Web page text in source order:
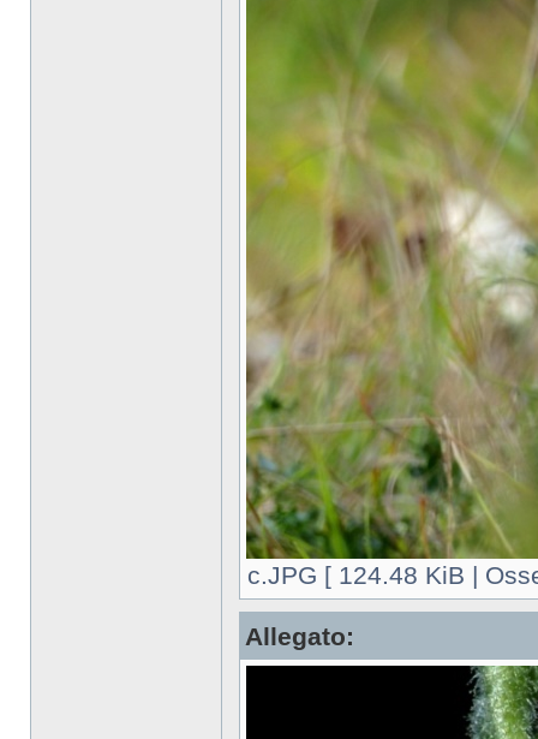
c.JPG [ 124.48 KiB |
Allegato: